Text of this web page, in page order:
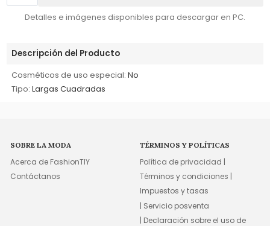
Detalles e imágenes disponibles para descargar en PC.
Descripción del Producto
Cosméticos de uso especial: No
Tipo: Largas Cuadradas
SOBRE LA MODA
Acerca de FashionTIY
Contáctanos
TÉRMINOS Y POLÍTICAS
Política de privacidad |
Términos y condiciones |
Impuestos y tasas
| Servicio posventa
| Declaración sobre el uso de